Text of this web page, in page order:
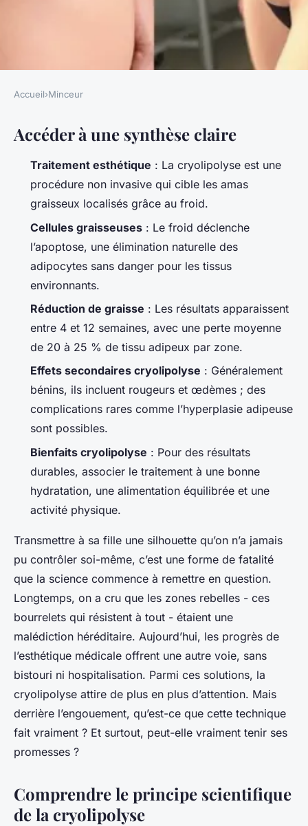
Guide complet pour se
débarrasser des bourrelets
grâce à la cryolipolyse
Stéphanie 03/04/2026 15:21
Accueil›Minceur
Accéder à une synthèse claire
Traitement esthétique : La cryolipolyse est une
procédure non invasive qui cible les amas
graisseux localisés grâce au froid.
Cellules graisseuses : Le froid déclenche
l’apoptose, une élimination naturelle des
adipocytes sans danger pour les tissus
environnants.
Réduction de graisse : Les résultats apparaissent
entre 4 et 12 semaines, avec une perte moyenne
de 20 à 25 % de tissu adipeux par zone.
Effets secondaires cryolipolyse : Généralement
bénins, ils incluent rougeurs et œdèmes ; des
complications rares comme l’hyperplasie adipeuse
sont possibles.
Bienfaits cryolipolyse : Pour des résultats
durables, associer le traitement à une bonne
hydratation, une alimentation équilibrée et une
activité physique.
Transmettre à sa fille une silhouette qu’on n’a jamais
pu contrôler soi-même, c’est une forme de fatalité
que la science commence à remettre en question.
Longtemps, on a cru que les zones rebelles - ces
bourrelets qui résistent à tout - étaient une
malédiction héréditaire. Aujourd’hui, les progrès de
l’esthétique médicale offrent une autre voie, sans
bistouri ni hospitalisation. Parmi ces solutions, la
cryolipolyse attire de plus en plus d’attention. Mais
derrière l’engouement, qu’est-ce que cette technique
fait vraiment ? Et surtout, peut-elle vraiment tenir ses
promesses ?
Comprendre le principe scientifique
de la cryolipolyse